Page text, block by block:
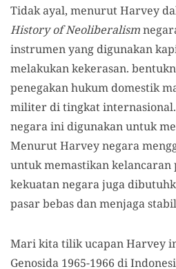
Tidak ayal, menurut Harvey
History of Neoliberalism
instrumen yang digunakan
melakukan kekerasan.
penegakan hukum domestik
militer di tingkat
negara ini digunakan untuk
Menurut Harvey negara
untuk memastikan kelancaran
kekuatan negara juga
pasar bebas dan menjaga
Mari kita tilik ucapan Harvey
Genosida 1965-1966 di